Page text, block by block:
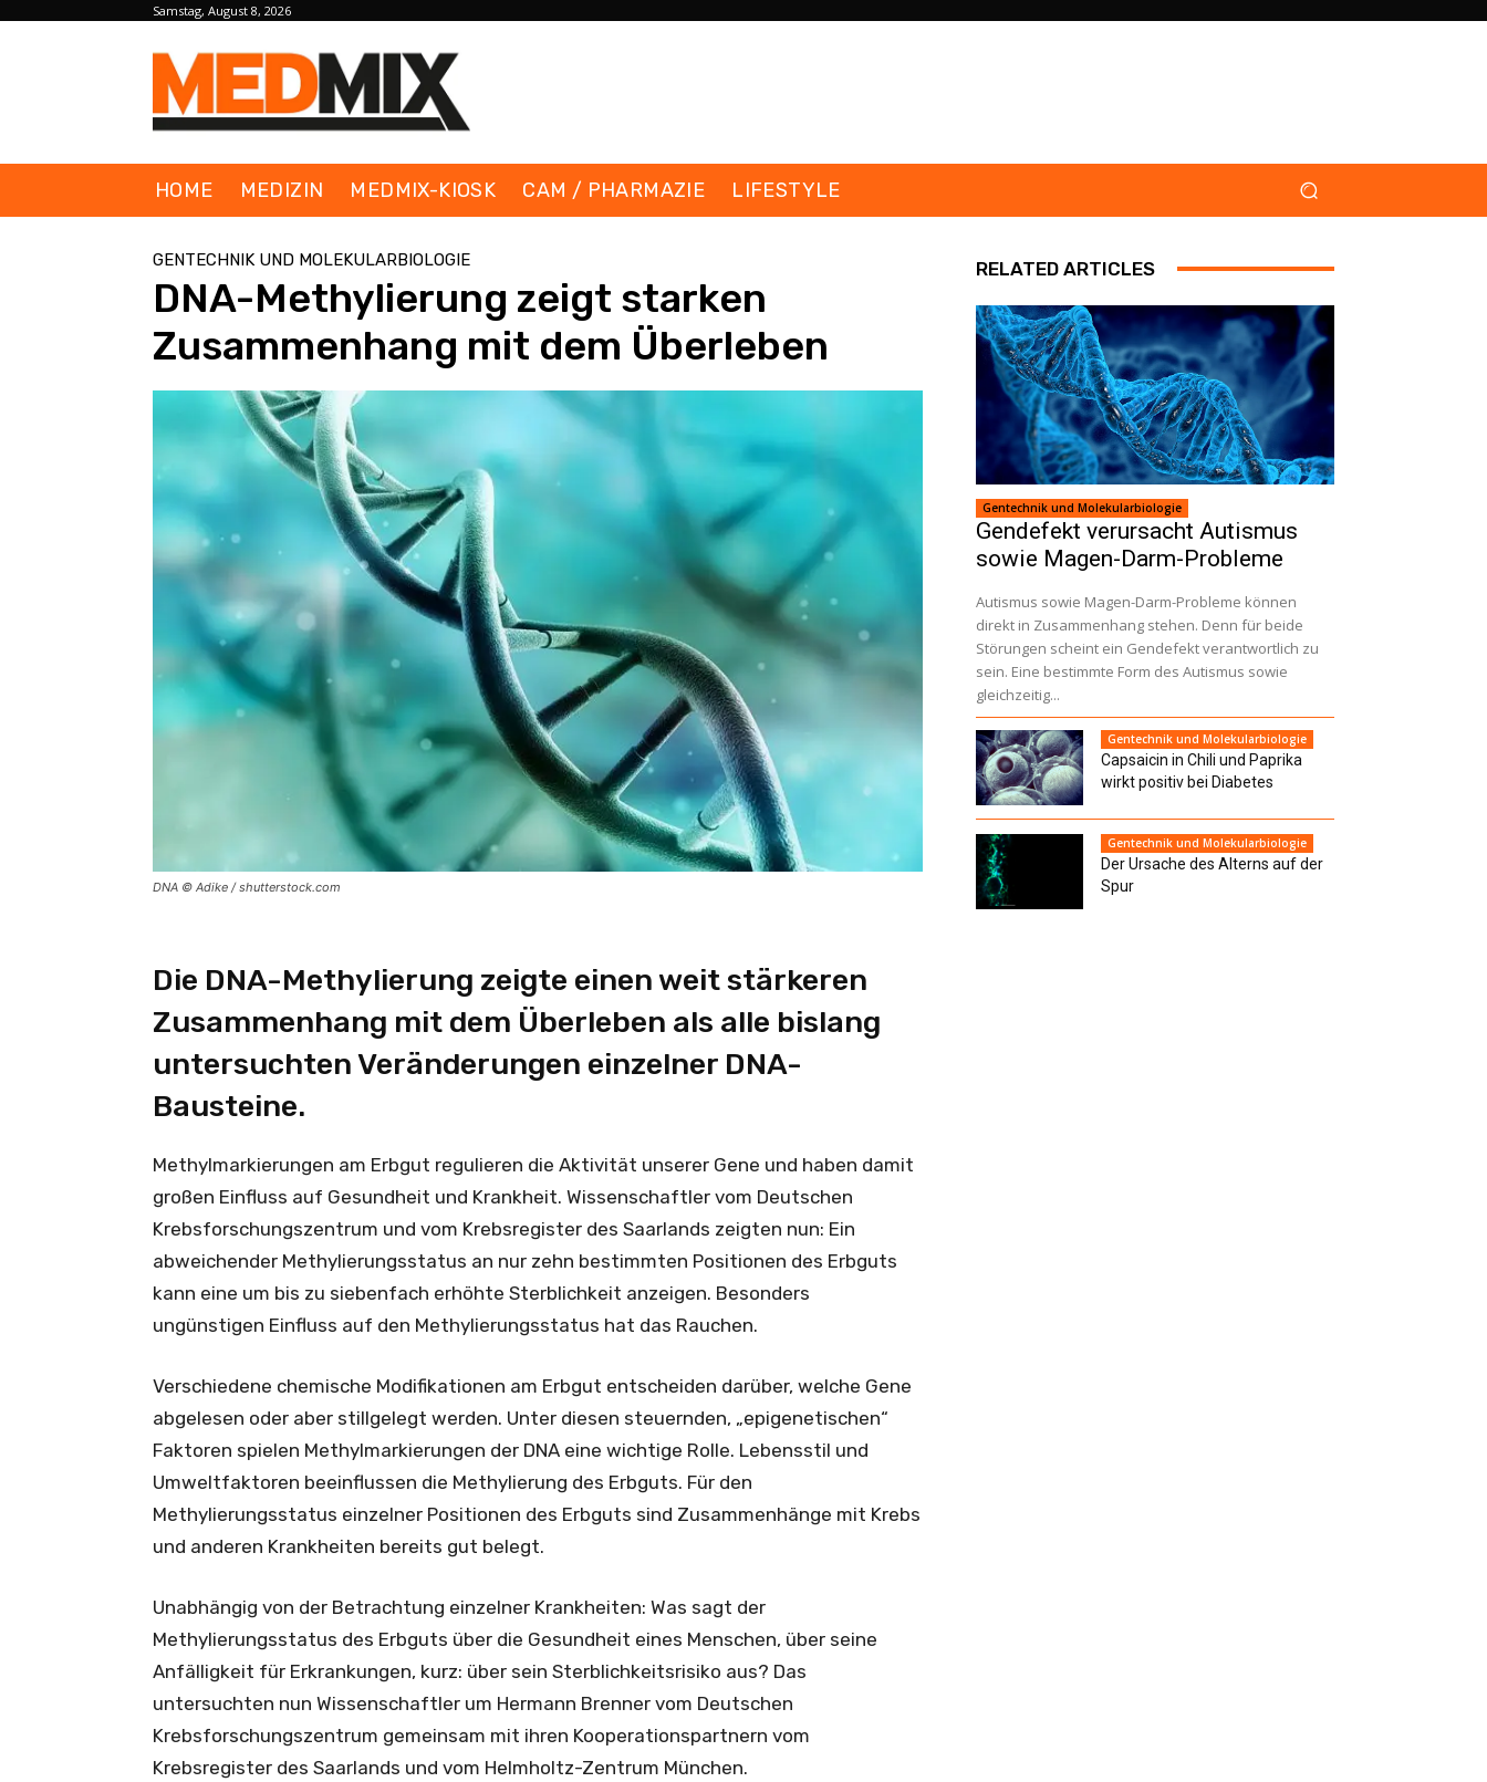
Samstag, August 8, 2026
HOME MEDIZIN MEDMIX-KIOSK CAM / PHARMAZIE LIFESTYLE
GENTECHNIK UND MOLEKULARBIOLOGIE
DNA-Methylierung zeigt starken
Zusammenhang mit dem Überleben
DNA © Adike / shutterstock.com
Die DNA-Methylierung zeigte einen weit stärkeren
Zusammenhang mit dem Überleben als alle bislang
untersuchten Veränderungen einzelner DNA-
Bausteine.
Methylmarkierungen am Erbgut regulieren die Aktivität unserer Gene und haben damit
großen Einfluss auf Gesundheit und Krankheit. Wissenschaftler vom Deutschen
Krebsforschungszentrum und vom Krebsregister des Saarlands zeigten nun: Ein
abweichender Methylierungsstatus an nur zehn bestimmten Positionen des Erbguts
kann eine um bis zu siebenfach erhöhte Sterblichkeit anzeigen. Besonders
ungünstigen Einfluss auf den Methylierungsstatus hat das Rauchen.
Verschiedene chemische Modifikationen am Erbgut entscheiden darüber, welche Gene
abgelesen oder aber stillgelegt werden. Unter diesen steuernden, „epigenetischen“
Faktoren spielen Methylmarkierungen der DNA eine wichtige Rolle. Lebensstil und
Umweltfaktoren beeinflussen die Methylierung des Erbguts. Für den
Methylierungsstatus einzelner Positionen des Erbguts sind Zusammenhänge mit Krebs
und anderen Krankheiten bereits gut belegt.
Unabhängig von der Betrachtung einzelner Krankheiten: Was sagt der
Methylierungsstatus des Erbguts über die Gesundheit eines Menschen, über seine
Anfälligkeit für Erkrankungen, kurz: über sein Sterblichkeitsrisiko aus? Das
untersuchten nun Wissenschaftler um Hermann Brenner vom Deutschen
Krebsforschungszentrum gemeinsam mit ihren Kooperationspartnern vom
Krebsregister des Saarlands und vom Helmholtz-Zentrum München.
RELATED ARTICLES
Gentechnik und Molekularbiologie
Gendefekt verursacht Autismus
sowie Magen-Darm-Probleme
Autismus sowie Magen-Darm-Probleme können
direkt in Zusammenhang stehen. Denn für beide
Störungen scheint ein Gendefekt verantwortlich zu
sein. Eine bestimmte Form des Autismus sowie
gleichzeitig...
Gentechnik und Molekularbiologie
Capsaicin in Chili und Paprika
wirkt positiv bei Diabetes
Gentechnik und Molekularbiologie
Der Ursache des Alterns auf der
Spur